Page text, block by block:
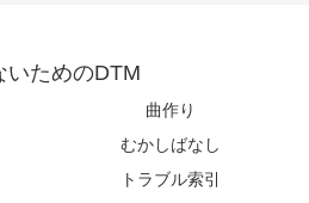
いためのDTM
曲作り
むかしばなし
トラブル索引